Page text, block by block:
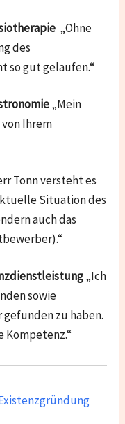
„Ohne
des
so gut gelaufen.“
„Mein
Ihrem
Tonn versteht es
Situation des
auch das
„Ich
sowie
zu haben.
Kompetenz.“